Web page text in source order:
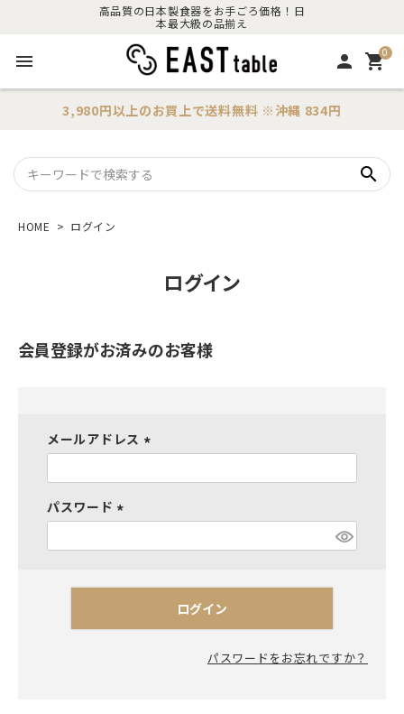
高品質の日本製食器をお手ごろ価格！日
本最大級の品揃え
menu person 0
shopping_cart
3,980円以上のお買上で送料無料 ※沖縄 834円
search
HOME ログイン
ログイン
会員登録がお済みのお客様
メールアドレス
必
)
パスワード
必
)
ログイン
パスワードをお忘れですか？